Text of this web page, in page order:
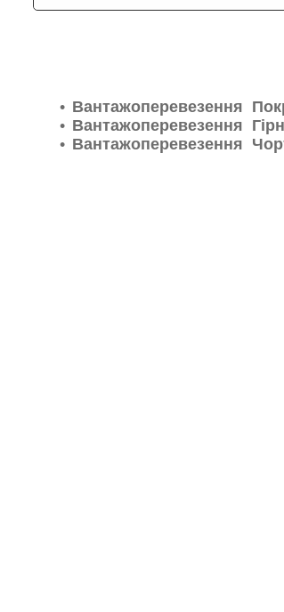
Вантажоперевезення
Вантажоперевезення
Вантажоперевезення